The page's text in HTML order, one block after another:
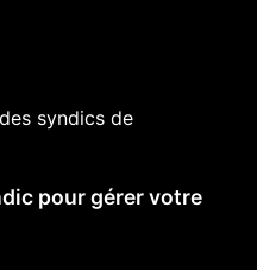
syndics de
pour gérer votre